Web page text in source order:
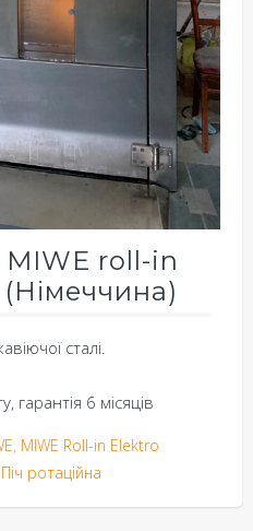
MIWE roll-in
сталі.
гарантія 6 місяців
, MIWE Roll-in Elektro
Піч ротаційна